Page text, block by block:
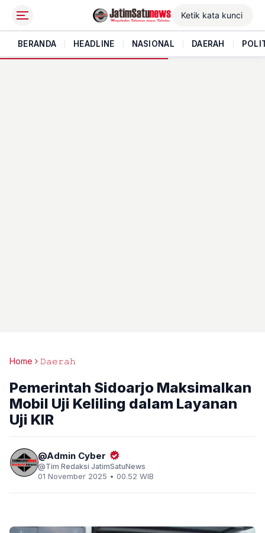
BERANDA HEADLINE NASIONAL DAERAH
Home 𝙳𝚊𝚎𝚛𝚊𝚑
Pemerintah Sidoarjo Maksimalkan
Mobil Uji Keliling dalam Layanan
Uji KIR
Admin Cyber
Tim Redaksi JatimSatuNews
01 November 2025 • 00.52 WIB